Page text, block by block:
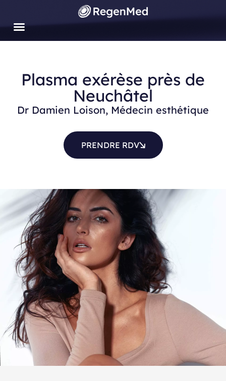
contenu
Plasma exérèse près de
Neuchâtel
Dr Damien Loison, Médecin esthétique
PRENDRE RDV